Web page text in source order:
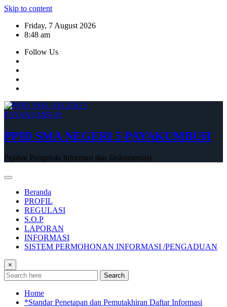
Skip to content
Friday, 7 August 2026
8:48 am
Follow Us
PPID SMA NEGERI 5 PAYAKUMBUH
Pejabat Pengelola Informasi dan Dokumentasi
Beranda
PROFIL
REGULASI
S.O.P
LAPORAN
INFORMASI
SISTEM PERMOHONAN INFORMASI /PENGADUAN
×
Search
Home
*Standar Penetapan dan Pemutakhiran Daftar Informasi